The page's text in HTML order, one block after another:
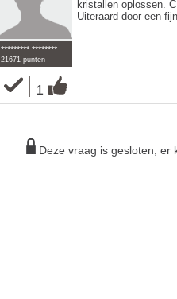
********* ********
21671 punten
1
kristallen oplossen.
Uiteraard door een
Deze vraag is gesloten, er